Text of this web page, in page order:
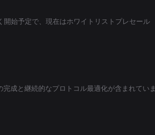
開始予定で、現在はホワイトリストプレセール
成と継続的なプロトコル最適化が含まれていま